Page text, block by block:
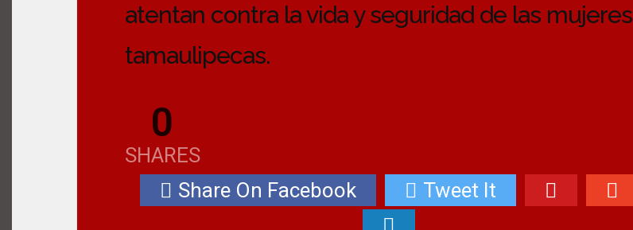
atentan contra la vida y seguridad de las mujeres
tamaulipecas.
0
SHARES
Share On Facebook
Tweet It